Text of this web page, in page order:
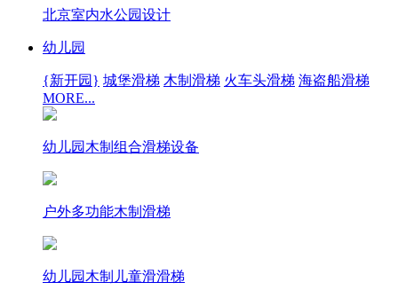
北京室内水公园设计
幼儿园
{新开园} 城堡滑梯 木制滑梯 火车头滑梯 海盗船滑梯
MORE...
幼儿园木制组合滑梯设备
户外多功能木制滑梯
幼儿园木制儿童滑滑梯